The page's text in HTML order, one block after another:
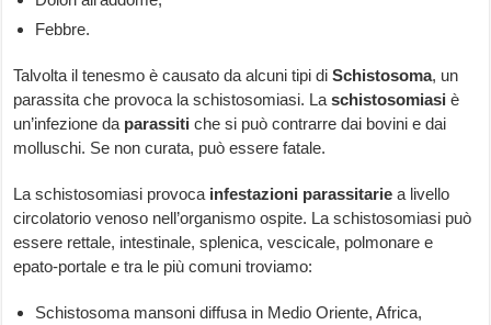
Febbre.
Talvolta il tenesmo è causato da alcuni tipi di Schistosoma, un
parassita che provoca la schistosomiasi. Laschistosomiasi è
un’infezione da parassiti che si può contrarre dai bovini e dai
molluschi. Se non curata, può essere fatale.
La schistosomiasi provoca infestazioni parassitarie a livello
circolatorio venoso nell’organismo ospite. La schistosomiasi può
essere rettale, intestinale, splenica, vescicale, polmonare e
epato-portale e tra le più comuni troviamo:
Schistosoma mansoni diffusa in Medio Oriente, Africa,